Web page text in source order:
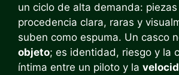
un ciclo de alta demanda: piezas
procedencia clara, raras y
suben como espuma. Un casco
objeto; es identidad, riesgo y la
íntima entre un piloto y la